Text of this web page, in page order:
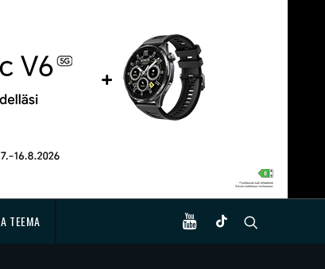
TEEMA